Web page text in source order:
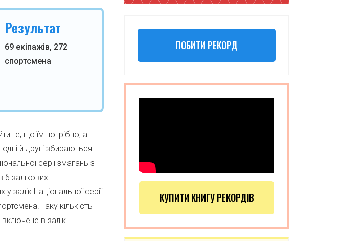
Результат
69 екіпажів, 272
спортсмена
те, що їм потрібно, а
й другі збираються
серії змагань з
6 залікових
залік Національної серії
Таку кількість
в залік
ПОБИТИ РЕКОРД
КУПИТИ КНИГУ РЕКОРДІВ